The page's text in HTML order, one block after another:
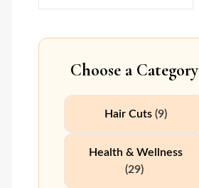
Choose a Category
Hair Cuts(9)
Health & Wellness
(29)